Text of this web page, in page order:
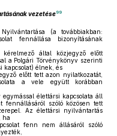
vezetése99
(a továbbiakban:
fennállása bizonyításának
által közjegyző előtt
a Polgári Törvénykönyv szerinti
kapcsolat) élnek, és
előtt tett azon nyilatkozatát,
a vele együtt korábban
élettársi kapcsolata áll
fennállásáról szóló közösen tett
Az élettársi nyilvántartás
ha
fenn nem állásáról szóló